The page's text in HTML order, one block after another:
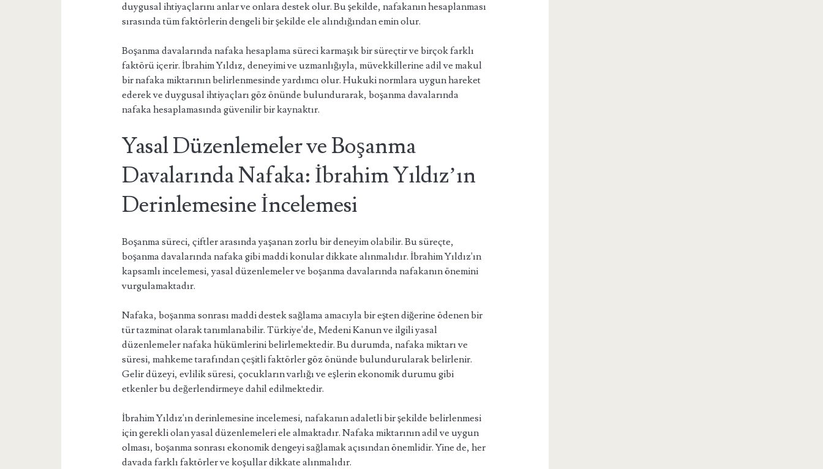
duygusal ihtiyaçlarını anlar ve onlara destek olur. Bu şekilde, nafakanın hesaplanması
sırasında tüm faktörlerin dengeli bir şekilde ele alındığından emin olur.
Boşanma davalarında nafaka hesaplama süreci karmaşık bir süreçtir ve birçok farklı
faktörü içerir. İbrahim Yıldız, deneyimi ve uzmanlığıyla, müvekkillerine adil ve makul
bir nafaka miktarının belirlenmesinde yardımcı olur. Hukuki normlara uygun hareket
ederek ve duygusal ihtiyaçları göz önünde bulundurarak, boşanma davalarında
nafaka hesaplamasında güvenilir bir kaynaktır.
Yasal Düzenlemeler ve Boşanma
Davalarında Nafaka: İbrahim Yıldız’ın
Derinlemesine İncelemesi
Boşanma süreci, çiftler arasında yaşanan zorlu bir deneyim olabilir. Bu süreçte,
boşanma davalarında nafaka gibi maddi konular dikkate alınmalıdır. İbrahim Yıldız'ın
kapsamlı incelemesi, yasal düzenlemeler ve boşanma davalarında nafakanın önemini
vurgulamaktadır.
Nafaka, boşanma sonrası maddi destek sağlama amacıyla bir eşten diğerine ödenen bir
tür tazminat olarak tanımlanabilir. Türkiye'de, Medeni Kanun ve ilgili yasal
düzenlemeler nafaka hükümlerini belirlemektedir. Bu durumda, nafaka miktarı ve
süresi, mahkeme tarafından çeşitli faktörler göz önünde bulundurularak belirlenir.
Gelir düzeyi, evlilik süresi, çocukların varlığı ve eşlerin ekonomik durumu gibi
etkenler bu değerlendirmeye dahil edilmektedir.
İbrahim Yıldız'ın derinlemesine incelemesi, nafakanın adaletli bir şekilde belirlenmesi
için gerekli olan yasal düzenlemeleri ele almaktadır. Nafaka miktarının adil ve uygun
olması, boşanma sonrası ekonomik dengeyi sağlamak açısından önemlidir. Yine de, her
davada farklı faktörler ve koşullar dikkate alınmalıdır.